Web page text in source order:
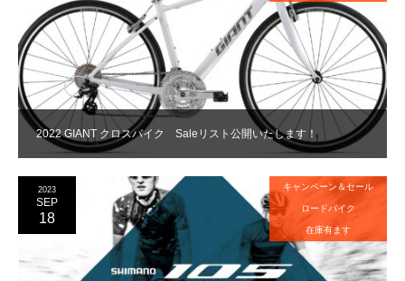
2022 GIANT クロスバイク Saleリスト公開いたします！
2023
SEP
18
キャンペーン＆セール
ロードバイク
在庫有ます